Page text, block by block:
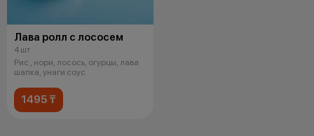
Лава ролл с лососем
4 шт
Рис , нори, лосось, огурцы, лава
шапка, унаги соус
1495 ₸